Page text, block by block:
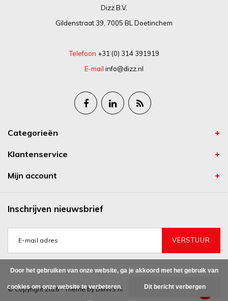
Dizz B.V.
Gildenstraat 39, 7005 BL Doetinchem
Telefoon +31 (0) 314 391919
E-mail info@dizz.nl
Categorieën
Klantenservice
Mijn account
Inschrijven nieuwsbrief
VERSTUUR
© Copyright 2026 - Theme byDMWS.nl
Door het gebruiken van onze website, ga je akkoord met het gebruik van
cookies om onze website te verbeteren. Dit bericht verbergen